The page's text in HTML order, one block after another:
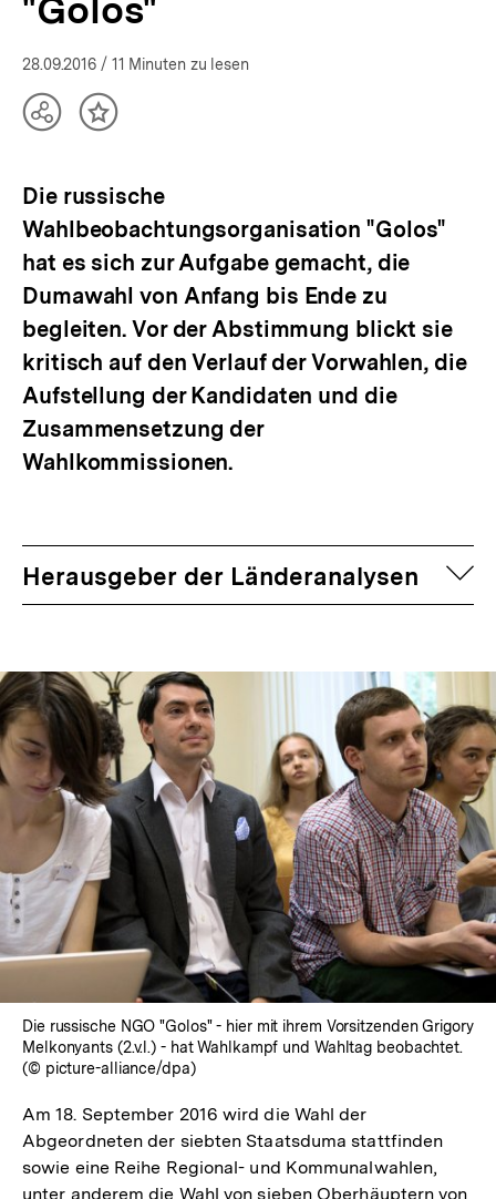
"Golos"
28.09.2016 / 11 Minuten zu lesen
TeilenInhalt
Die russische
Wahlbeobachtungsorganisation "Golos"
hat es sich zur Aufgabe gemacht, die
Dumawahl von Anfang bis Ende zu
begleiten. Vor der Abstimmung blickt sie
kritisch auf den Verlauf der Vorwahlen, die
Aufstellung der Kandidaten und die
Zusammensetzung der
Wahlkommissionen.
Herausgeber der Länderanalysen
Die russische NGO "Golos" - hier mit ihrem Vorsitzenden Grigory
Melkonyants (2.v.l.) - hat Wahlkampf und Wahltag beobachtet.
(© picture-alliance/dpa)
Am 18. September 2016 wird die Wahl der
Abgeordneten der siebten Staatsduma stattfinden
sowie eine Reihe Regional- und Kommunalwahlen,
unter anderem die Wahl von sieben Oberhäuptern von